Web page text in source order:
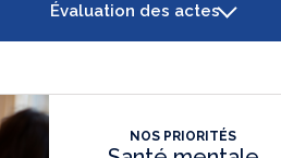
Évaluation des actes
NOS PRIORITÉS